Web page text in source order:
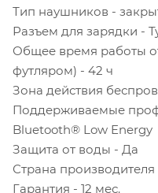
Тип наушников -
Разъем для зарядки -
Общее время работы
футляром) - 42 ч
Зона действия
Поддерживаемые
Bluetooth® Low Energy
Защита от воды - Да
Страна производителя
Гарантия - 12 мес.